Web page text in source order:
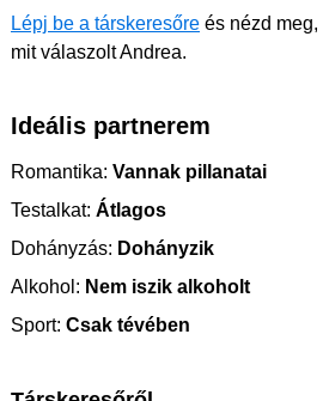
Lépj be a társkeresőre és nézd
mit válaszolt Andrea.
Ideális partnerem
Romantika: Vannak pillanatai
Testalkat: Átlagos
Dohányzás: Dohányzik
Alkohol: Nem iszik alkoholt
Sport: Csak tévében